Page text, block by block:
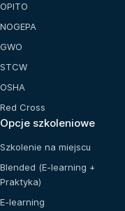
OPITO
NOGEPA
GWO
STCW
OSHA
Red Cross
Opcje szkoleniowe
Szkolenie na miejscu
Blended (E-learning +
Praktyka)
E-learning